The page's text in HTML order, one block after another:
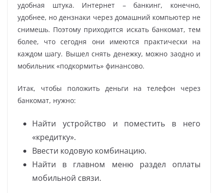
удобная штука. Интернет – банкинг, конечно,
удобнее, но дензнаки через домашний компьютер не
снимешь. Поэтому приходится искать банкомат, тем
более, что сегодня они имеются практически на
каждом шагу. Вышел снять денежку, можно заодно и
мобильник «подкормить» финансово.
Итак, чтобы положить деньги на телефон через
банкомат, нужно:
Найти устройство и поместить в него
«кредитку».
Ввести кодовую комбинацию.
Найти в главном меню раздел оплаты
мобильной связи.